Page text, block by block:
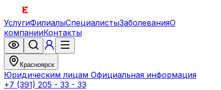
УслугиФилиалыСпециалистыЗаболеванияО
компанииКонтакты
Красноярск
Юридическим лицам Официальная информация
+7 (391) 205 - 33 - 33